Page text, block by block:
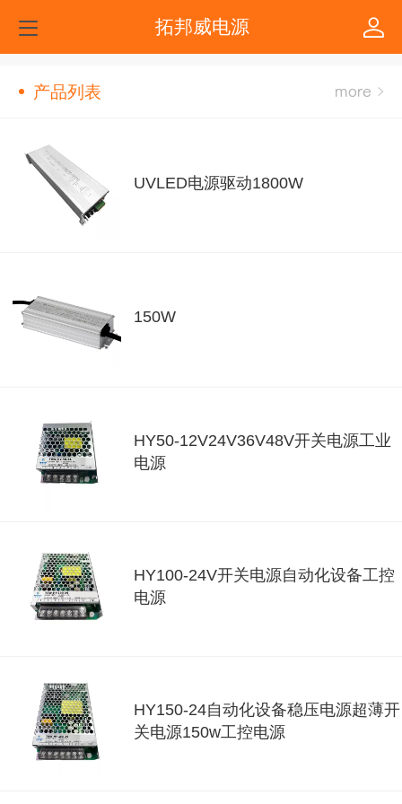
拓邦威电源
产品列表
UVLED电源驱动1800W
150W
HY50-12V24V36V48V开关电源工业
电源
HY100-24V开关电源自动化设备工控
电源
HY150-24自动化设备稳压电源超薄开
关电源150w工控电源